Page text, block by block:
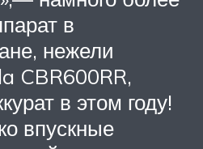
в
нежели
CBR600RR,
в этом году!
впускные